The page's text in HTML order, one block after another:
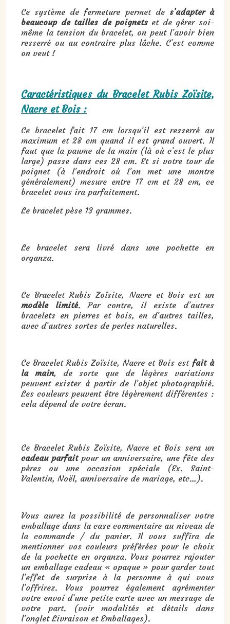
Ce système de fermeture permet de s’adapter à
beaucoup de tailles de poignets et de gérer soi-
même la tension du bracelet, on peut l’avoir bien
resserré ou au contraire plus lâche. C’est comme
on veut !
Caractéristiques du Bracelet Rubis Zoïsite,
Nacre et Bois :
Ce bracelet fait 17 cm lorsqu’il est resserré au
maximum et 28 cm quand il est grand ouvert. Il
faut que la paume de la main (là où c’est le plus
large) passe dans ces 28 cm. Et si votre tour de
poignet (à l’endroit où l’on met une montre
généralement) mesure entre 17 cm et 28 cm, ce
bracelet vous ira parfaitement.
Le bracelet pèse 13 grammes.
Le bracelet sera livré dans une pochette en
organza.
Ce Bracelet Rubis Zoïsite, Nacre et Bois est un
modèle limité. Par contre, il existe d’autres
bracelets en pierres et bois, en d’autres tailles,
avec d’autres sortes de perles naturelles.
Ce Bracelet Rubis Zoïsite, Nacre et Bois est fait à
la main, de sorte que de légères variations
peuvent exister à partir de l’objet photographié.
Les couleurs peuvent être légèrement différentes :
cela dépend de votre écran.
Ce Bracelet Rubis Zoïsite, Nacre et Bois sera un
cadeau parfaitpour un anniversaire, une fête des
pères ou une occasion spéciale (Ex. Saint-
Valentin, Noël, anniversaire de mariage, etc…).
Vous aurez la possibilité de personnaliser votre
emballage dans la case commentaire au niveau de
la commande / du panier. Il vous suffira de
mentionner vos couleurs préférées pour le choix
de la pochette en organza. Vous pourrez rajouter
un emballage cadeau « opaque » pour garder tout
l’effet de surprise à la personne à qui vous
l’offrirez. Vous pourrez également agrémenter
votre envoi d’une petite carte avec un message de
votre part. (voir modalités et détails dans
l’onglet Livraison et Emballages).